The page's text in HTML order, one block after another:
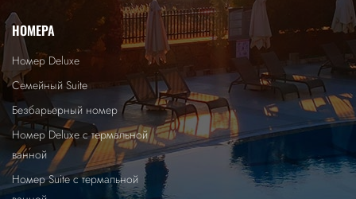
НОМЕРА
Номер Deluxe
Семейный Suite
Безбарьерный номер
Номер Deluxe с термальной
ванной
Номер Suite с термальной